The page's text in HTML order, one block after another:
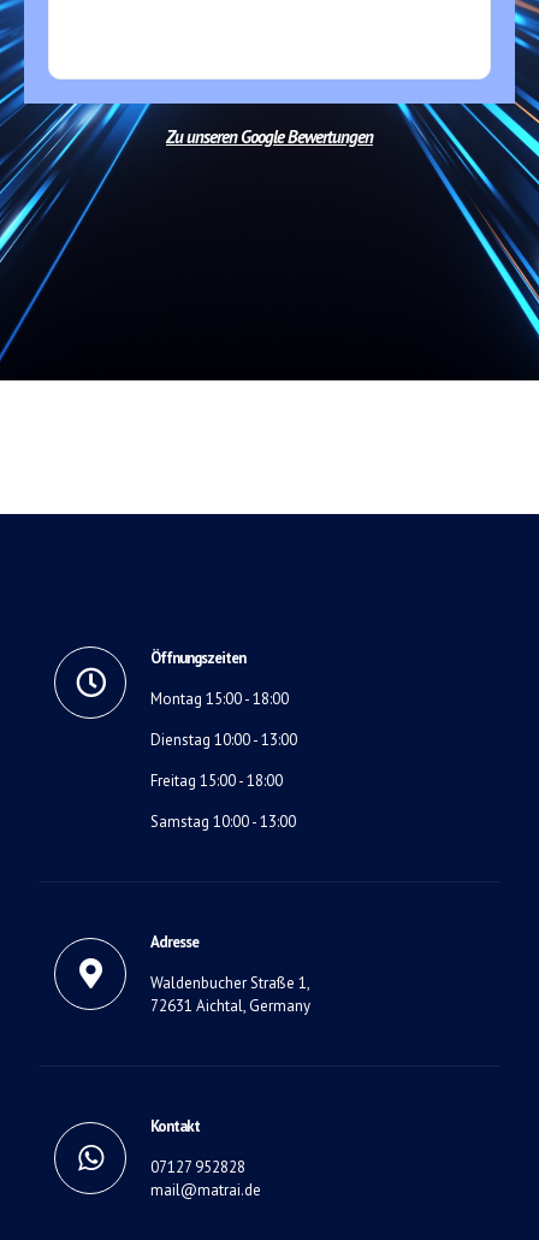
Zu unseren Google Bewertungen
Öffnungszeiten
Montag 15:00 - 18:00
Dienstag 10:00 - 13:00
Freitag 15:00 - 18:00
Samstag 10:00 - 13:00
Adresse
Waldenbucher Straße 1,
72631 Aichtal, Germany
Kontakt
07127 952828
mail@matrai.de